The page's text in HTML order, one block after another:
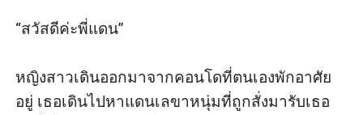
“สวัสดีค่ะพี่แดน”
หญิงสาวเดินออกมาจากคอนโดที่ตนเองพักอาศัย
อยู่ เธอเดินไปหาแดนเลขาหนุ่มที่ถูกสั่งมารับเธอ